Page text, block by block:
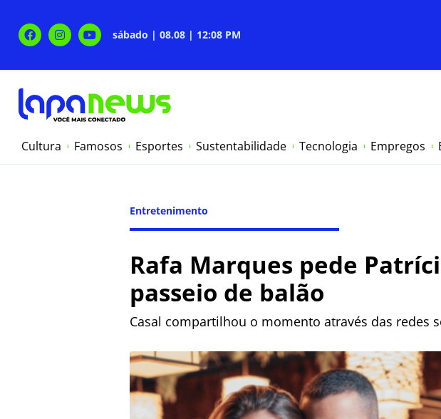
sábado | 08.08 | 12:08 PM
Cultura Famosos Esportes Sustentabilidade Tecnologia Empregos
Entretenimento
Rafa Marques pede
passeio de balão
Casal compartilhou o momento através das redes